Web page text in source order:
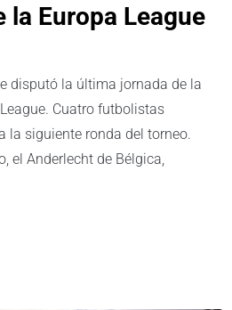
la Europa League
disputó la última jornada de la
Cuatro futbolistas
la siguiente ronda del torneo.
el Anderlecht de Bélgica,